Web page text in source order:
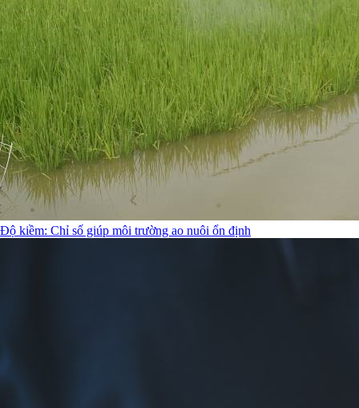
Độ kiềm: Chỉ số giúp môi trường ao nuôi ổn định